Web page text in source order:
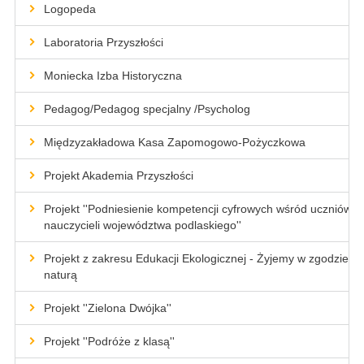
Logopeda
Laboratoria Przyszłości
Moniecka Izba Historyczna
Pedagog/Pedagog specjalny /Psycholog
Międzyzakładowa Kasa Zapomogowo-Pożyczkowa
Projekt Akademia Przyszłości
Projekt ''Podniesienie kompetencji cyfrowych wśród uczniów i
nauczycieli województwa podlaskiego''
Projekt z zakresu Edukacji Ekologicznej - Żyjemy w zgodzie z
naturą
Projekt ''Zielona Dwójka''
Projekt ''Podróże z klasą''